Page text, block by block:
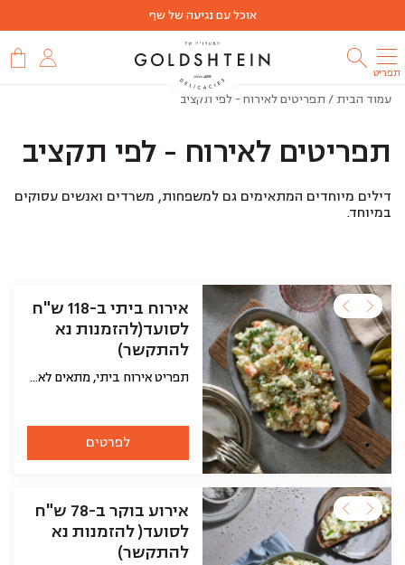
אוכל עם נגיעה של שף
תפריט
עמוד הבית / תפריטים לאירוח - לפי תקציב
תפריטים לאירוח - לפי תקציב
דילים מיוחדים המתאימים גם למשפחות, משרדים ואנשים עסוקים
במיוחד.
אירוח ביתי ב-118 ש"ח
לסועד(להזמנות נא
להתקשר)
תפריט אירוח ביתי, מתאים לאנשים שמחפשים לפנק את האורחים שלהם ולא פחות חשוב להיות איתם בזמן האירוח במקום בהכנות במטבח! השף הכין עבורם את השילוב המנצח לאירוח אקסלוסיבי, זה מתחיל בלחם, סלטים וממרחים, עיקריות ותוספות. באפשרותכם כמובן להחליף כל מנה למשהו אחר. את התפריט ניתן להזמין ליום האירוע שלכם וכמובן שאחרי ההזמנה נתקשר אליכם ונעבור על התפריט ונוודא פרטים אחרונים. לתשומת ליבכם, האוכל מגיע מקורר עם הוראות חימום, ואם בכל זאת תרצו שהאוכל יגיע חם זה בהחלט אפשרי ועל פרטים כאלה בדיוק נתאם מולכם טלפונית אחרי ההזמנה.
לפרטים
אירוע בוקר ב-78 ש"ח
לסועד( להזמנות נא
להתקשר)